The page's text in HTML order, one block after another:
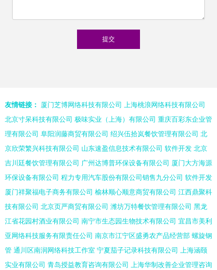
友情链接： 厦门芝博网络科技有限公司
上海桃浪网络科技有限公司
北京寸呆科技有限公司 极味实业（上海）有限公司 重庆百彩东企业管
理有限公司 阜阳润藤商贸有限公司 绍兴伍拾岚餐饮管理有限公司 北
京欣荣繁兴科技有限公司 山东速盈信息技术有限公司 软件开发 北京
吉川廷餐饮管理有限公司 广州达博普环保设备有限公司 厦门大方海源
环保设备有限公司 程力专用汽车股份有限公司销售九分公司 软件开发
厦门祥聚福电子商务有限公司 榆林顺心顺意商贸有限公司 江西鼎聚科
技有限公司 北京页严商贸有限公司 潍坊万特餐饮管理有限公司 黑龙
江省花园村酒业有限公司 南宁市生态园生物技术有限公司 宜昌市美利
亚网络科技服务有限责任公司 南京市江宁区盛勇农产品经营部 螺旋钢
管 通川区南润网络科技工作室 宁夏茄子记录科技有限公司
上海涵颐
实业有限公司 青岛授益教育咨询有限公司
上海华制改善企业管理咨询